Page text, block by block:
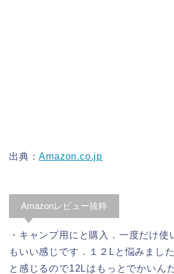
出典：Amazon.co.jp
Amazonレビュー抜粋
・キャンプ用にと購入．一度だけ使
もいい感じです．１２Lと悩みまし
と感じるので12Lはもっとでかいん